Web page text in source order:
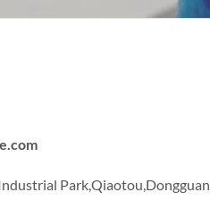
Park,Qiaotou,Dongguan